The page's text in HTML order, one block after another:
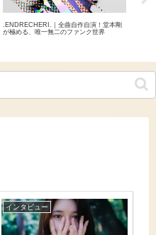
.ENDRECHERI.｜全曲自作自演！堂本剛
が極める、唯一無二のファンク世界
インタビュー